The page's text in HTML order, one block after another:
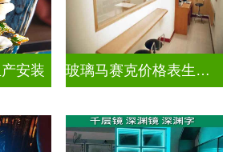
安装 玻璃马赛克价格表生产电话